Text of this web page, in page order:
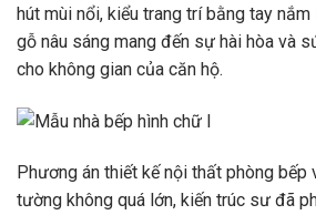
hút mùi nổi, kiểu trang trí bằng tay
gỗ nâu sáng mang đến sự hài hòa và
cho không gian của căn hộ.
Phương án thiết kế nội thất phòng bếp
tường không quá lớn, kiến ​​trúc sư đã